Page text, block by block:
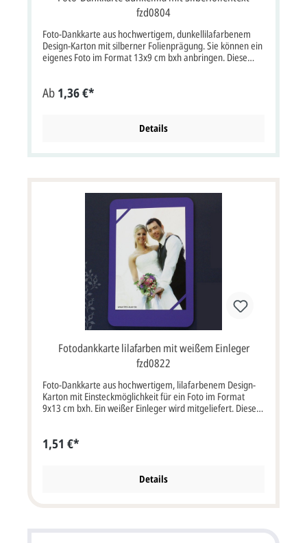
fzd0804
Foto-Dankkarte aus hochwertigem, dunkellilafarbenem
Design-Karton mit silberner Folienprägung. Sie können ein
eigenes Foto im Format 13x9 cm bxh anbringen. Diese
Karte muss wegen ihres Formates mit erhöhtem Postporto
frankiert werden. Passende Karten:
Ab 1,36 €*
Details
Fotodankkarte lilafarben mit weißem Einleger
fzd0822
Foto-Dankkarte aus hochwertigem, lilafarbenem Design-
Karton mit Einsteckmöglichkeit für ein Foto im Format
9x13 cm bxh. Ein weißer Einleger wird mitgeliefert. Diese
22x16,5 cm bxh). Diese Karte muss wegen ihres Gewichtes
1,51 €*
Details